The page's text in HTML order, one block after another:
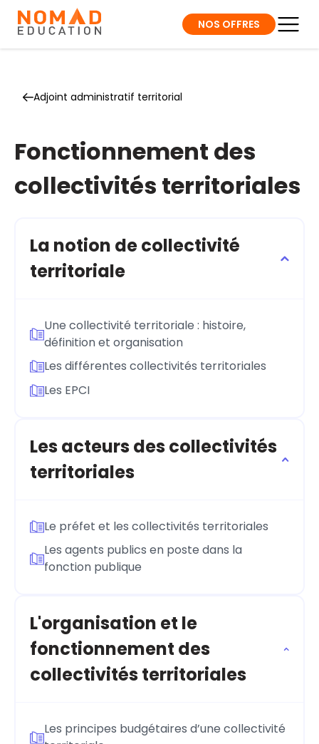
NOS OFFRES
Adjoint administratif territorial
Fonctionnement des
collectivités territoriales
La notion de collectivité
territoriale
Une collectivité territoriale : histoire,
définition et organisation
Les différentes collectivités territoriales
Les EPCI
Les acteurs des collectivités
territoriales
Le préfet et les collectivités territoriales
Les agents publics en poste dans la
fonction publique
L'organisation et le
fonctionnement des
collectivités territoriales
Les principes budgétaires d’une collectivité